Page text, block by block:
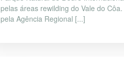
pelas áreas rewilding do Vale do
pela Agência Regional [...]